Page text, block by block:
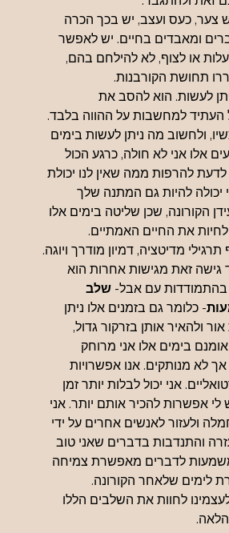
צער, כעס ועצב, יש בכך הכרה
ומאבדים בחיים. יש לאפשר
או לצוף, לא להילחם בהם,
תחושת הקורבנות.
לעשות. הוא להסב את
למחשבות על ההווה בלבד.
ולחשוב מה ניתן לעשות בימים
אלו אני לא חולה, כרגע הכול
להרפות ממה שאין לנו יכולת
יכולה להיות גם המתנה שלך
הקורונה, שכן שליטה בימים אלו
את החיים האמתיים.
מדיטציה, דמיון מודרך ויוגה.
גישה זאת מגישות אחרות הוא
עם אבל- שלב
- כלומר גם בזמנים אלו ניתן
ולהאיר אותן בזרקור גדול,
בימים אלו אני מרוחק
לא מנותקים. אנו אפשרויות
אני יכול לבלות יותר זמן
לי אפשרות להכיר אותם יותר. אני
ולעזור לאנשים אחרים על ידי
והתנדבות בדברים שאני טוב
לדברים מאפשרת צמיחה
לימים שלאחר הקורונה.
לחוות את השלבים הללו